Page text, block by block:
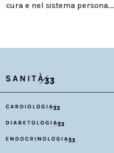
cura e nel sistema persona...